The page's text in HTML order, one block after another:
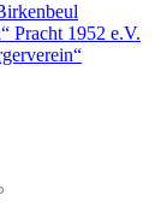
Pracht 1952 e.V.